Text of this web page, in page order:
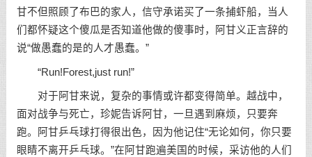
甘不但照顾了布巴的家人，信守承诺买了一条捕虾船，当人
们都怀疑这个傻瓜是否知道他做的傻事时，阿甘义正言辞的
说“做愚蠢的是的人才愚蠢。”
“Run!Forest,just run!”
对于阿甘来说，复杂的事情或许都变得简单。越战中，
面对战争与死亡，珍妮告诉阿甘，一旦遇到麻烦，只要奔
跑。阿甘乒乓球打得很出色，因为他记住“无论如何，你只要
眼睛不离开乒乓球。”在阿甘跑遍美国的时候，采访他的人们